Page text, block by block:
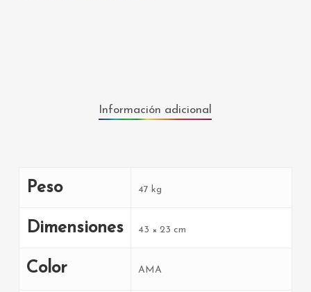
Información adicional
Peso 47 kg
Dimensiones 43 × 23 cm
Color AMA